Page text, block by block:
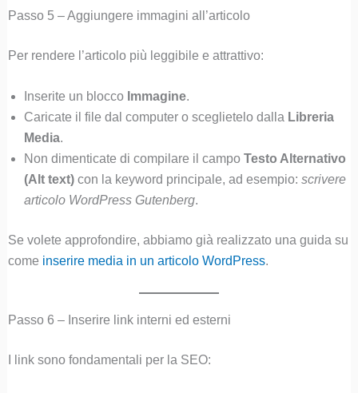
Passo 5 – Aggiungere immagini all’articolo
Per rendere l’articolo più leggibile e attrattivo:
Inserite un blocco Immagine.
Caricate il file dal computer o sceglietelo dalla Libreria
Media.
Non dimenticate di compilare il campo Testo Alternativo
(Alt text)con la keyword principale, ad esempio: scrivere
articolo WordPress Gutenberg.
Se volete approfondire, abbiamo già realizzato una guida su
come inserire media in un articolo WordPress.
Passo 6 – Inserire link interni ed esterni
I link sono fondamentali per la SEO: